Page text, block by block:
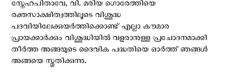
സ്നേഹപിതാവേ, വി. മരിയ ഗൊരേത്തിയെ
രക്തസാക്ഷിത്വത്തിലൂടെ വിശുദ്ധ
പദവിയിലേക്കുയര്‍ത്തിക്കൊണ്ട് എല്ലാ കൗമാര
പ്രായക്കാര്‍ക്കും വിശുദ്ധിയില്‍ വളരാനുള്ള പ്രചോദനമാക്കി
തീര്‍ത്ത അങ്ങയുടെ ദൈവിക പദ്ധതിയെ ഓര്‍ത്ത് ഞങ്ങള്‍
അങ്ങയെ സ്തുതിക്കുന്നു.